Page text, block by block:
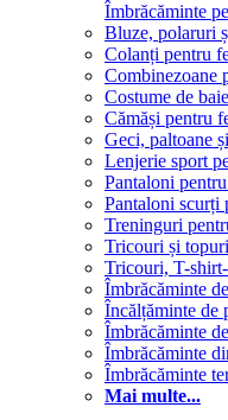
Îmbrăcăminte
Bluze, polaruri
Colanți pentru
Combinezoane
Costume de
Cămăși pentru
Geci, paltoane
Lenjerie sport
Pantaloni
Pantaloni scurți
Treninguri
Tricouri și
Tricouri, T-
Îmbrăcăminte
Încălțăminte de
Îmbrăcăminte
Îmbrăcăminte
Îmbrăcăminte
Mai multe...